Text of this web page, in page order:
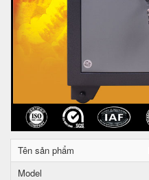
Tên sản phẩm
Model